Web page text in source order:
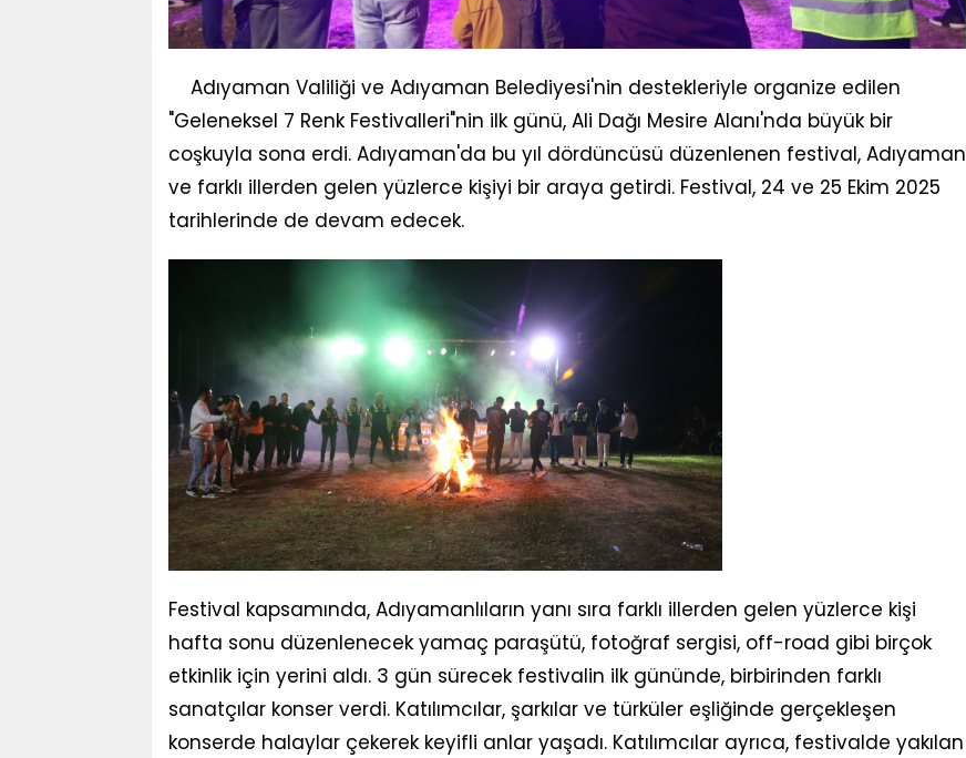
Adıyaman Valiliği ve Adıyaman Belediyesi'nin destekleriyle organize edilen
"Geleneksel 7 Renk Festivalleri"nin ilk günü, Ali Dağı Mesire Alanı'nda büyük bir
coşkuyla sona erdi. Adıyaman'da bu yıl dördüncüsü düzenlenen festival, Adıyaman
ve farklı illerden gelen yüzlerce kişiyi bir araya getirdi. Festival, 24 ve 25 Ekim 2025
tarihlerinde de devam edecek.
Festival kapsamında, Adıyamanlıların yanı sıra farklı illerden gelen yüzlerce kişi
hafta sonu düzenlenecek yamaç paraşütü, fotoğraf sergisi, off-road gibi birçok
etkinlik için yerini aldı. 3 gün sürecek festivalin ilk gününde, birbirinden farklı
sanatçılar konser verdi. Katılımcılar, şarkılar ve türküler eşliğinde gerçekleşen
konserde halaylar çekerek keyifli anlar yaşadı. Katılımcılar ayrıca, festivalde yakılan